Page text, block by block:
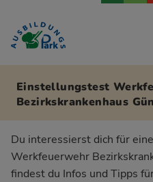
Zur Navigation springen
Zu den Hauptinhalten
Einstellungstest
Bezirkskrankenhaus
Du interessierst dich für
Werkfeuerwehr
findest du Infos und Tipps